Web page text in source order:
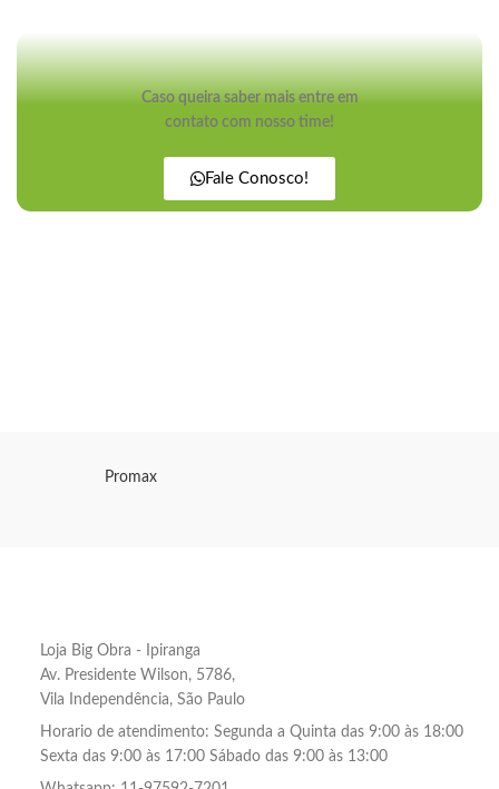
Caso queira saber mais entre em
contato com nosso time!
Fale Conosco!
Promax
Loja Big Obra - Ipiranga
Av. Presidente Wilson, 5786,
Vila Independência, São Paulo
Horario de atendimento: Segunda a Quinta das 9:00 às 18:00
Sexta das 9:00 às 17:00 Sábado das 9:00 às 13:00